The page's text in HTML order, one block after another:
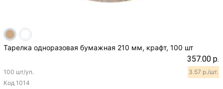
Тарелка одноразовая бумажная 210 мм, крафт, 100 шт
357.00 р.
Код 1014
100 шт/уп. 3.57 р./шт.